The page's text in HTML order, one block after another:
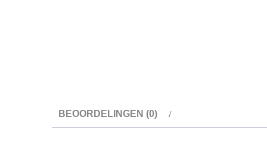
BEOORDELINGEN (0)